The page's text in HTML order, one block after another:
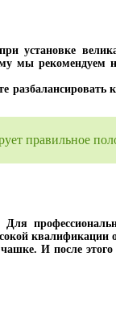
установке
мы рекомендуем
разбалансировать
правильное
квалификации
И после